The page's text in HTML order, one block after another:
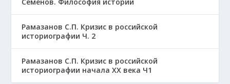
Семенов. Философия истории
Рамазанов С.П. Кризис в российской
историографии Ч. 2
Рамазанов С.П. Кризис в российской
историографии начала ХХ века Ч1